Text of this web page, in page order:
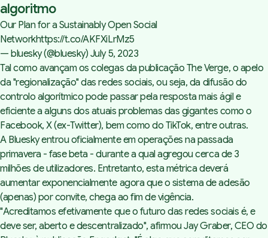
algoritmo
Our Plan for a Sustainably Open Social
Networkhttps://t.co/AKFXiLrMz5
— bluesky (@bluesky) July 5, 2023
Tal como avançam os colegas da publicação The Verge, o apelo
da "regionalização" das redes sociais, ou seja, da difusão do
controlo algorítmico pode passar pela resposta mais ágil e
eficiente a alguns dos atuais problemas das gigantes como o
Facebook, X (ex-Twitter), bem como do TikTok, entre outras.
A Bluesky entrou oficialmente em operações na passada
primavera - fase beta - durante a qual agregou cerca de 3
milhões de utilizadores. Entretanto, esta métrica deverá
aumentar exponencialmente agora que o sistema de adesão
(apenas) por convite, chega ao fim de vigência.
"Acreditamos efetivamente que o futuro das redes sociais é, e
deve ser, aberto e descentralizado", afirmou Jay Graber, CEO do